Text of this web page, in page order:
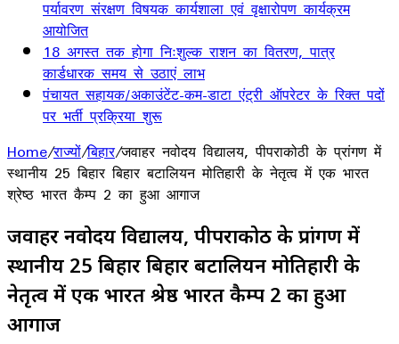
पर्यावरण संरक्षण विषयक कार्यशाला एवं वृक्षारोपण कार्यक्रम
आयोजित
18 अगस्त तक होगा निःशुल्क राशन का वितरण, पात्र
कार्डधारक समय से उठाएं लाभ
पंचायत सहायक/अकाउंटेंट-कम-डाटा एंट्री ऑपरेटर के रिक्त पदों
पर भर्ती प्रक्रिया शुरू
Home/राज्यों/बिहार/जवाहर नवोदय विद्यालय, पीपराकोठी के प्रांगण में
स्थानीय 25 बिहार बिहार बटालियन मोतिहारी के नेतृत्व में एक भारत
श्रेष्ठ भारत कैम्प 2 का हुआ आगाज
जवाहर नवोदय विद्यालय, पीपराकोठी के प्रांगण में
स्थानीय 25 बिहार बिहार बटालियन मोतिहारी के
नेतृत्व में एक भारत श्रेष्ठ भारत कैम्प 2 का हुआ
आगाज